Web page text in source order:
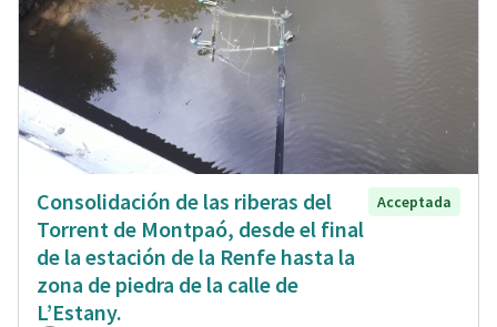
Consolidación de las riberas del
Torrent de Montpaó, desde el final
de la estación de la Renfe hasta la
zona de piedra de la calle de
L’Estany.
Acceptada